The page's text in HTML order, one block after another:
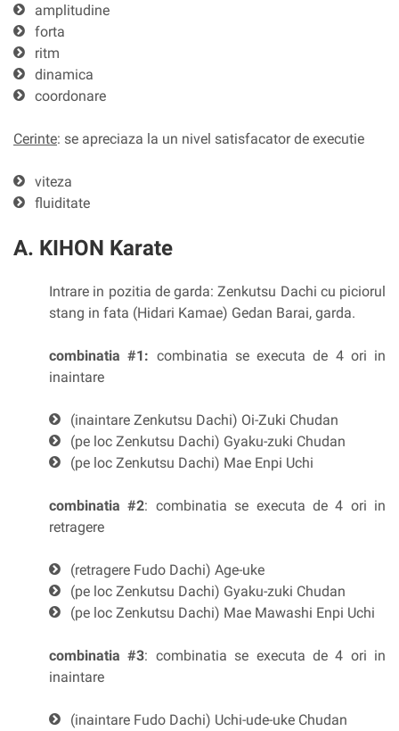
amplitudine
forta
ritm
dinamica
coordonare
Cerinte: se apreciaza la un nivel satisfacator de executie
viteza
fluiditate
A. KIHON Karate
Intrare in pozitia de garda: Zenkutsu Dachi cu piciorul
stang in fata (Hidari Kamae) Gedan Barai, garda.
combinatia #1: combinatia se executa de 4 ori in
inaintare
(inaintare Zenkutsu Dachi) Oi-Zuki Chudan
(pe loc Zenkutsu Dachi) Gyaku-zuki Chudan
(pe loc Zenkutsu Dachi) Mae Enpi Uchi
combinatia #2: combinatia se executa de 4 ori in
retragere
(retragere Fudo Dachi) Age-uke
(pe loc Zenkutsu Dachi) Gyaku-zuki Chudan
(pe loc Zenkutsu Dachi) Mae Mawashi Enpi Uchi
combinatia #3: combinatia se executa de 4 ori in
inaintare
(inaintare Fudo Dachi) Uchi-ude-uke Chudan